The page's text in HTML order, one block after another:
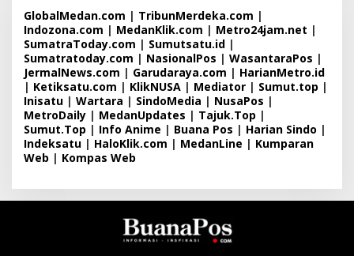
GlobalMedan.com | TribunMerdeka.com |
Indozona.com | MedanKlik.com | Metro24jam.net |
SumatraToday.com | Sumutsatu.id |
Sumatratoday.com | NasionalPos | WasantaraPos |
JermalNews.com | Garudaraya.com | HarianMetro.id
| Ketiksatu.com | KlikNUSA | Mediator | Sumut.top |
Inisatu | Wartara | SindoMedia | NusaPos |
MetroDaily | MedanUpdates | Tajuk.Top |
Sumut.Top | Info Anime | Buana Pos | Harian Sindo |
Indeksatu | HaloKlik.com | MedanLine | Kumparan
Web | Kompas Web